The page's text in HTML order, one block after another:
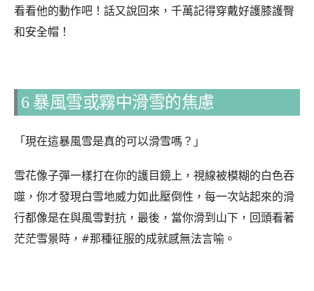
看看他的動作吧！話又說回來，千萬記得穿戴好護膝護臀
和安全帽！
6 暴風雪或霧中滑雪的焦慮
「現在這暴風雪是真的可以滑雪嗎？」
雪花像子彈一樣打在你的護目鏡上，視線被模糊的白色吞
噬，你才發現白雪地威力如此壓倒性，每一次站起來的滑
行都像是在與風雪對抗，最後，當你滑到山下，回頭看著
茫茫雪景時，#那種征服的成就感無法言喻。